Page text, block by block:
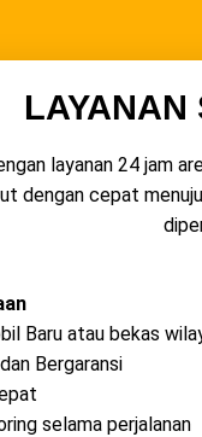
LAYANAN
layanan 24 jam
dengan cepat
Baru atau bekas
Bergaransi
selama perjalanan